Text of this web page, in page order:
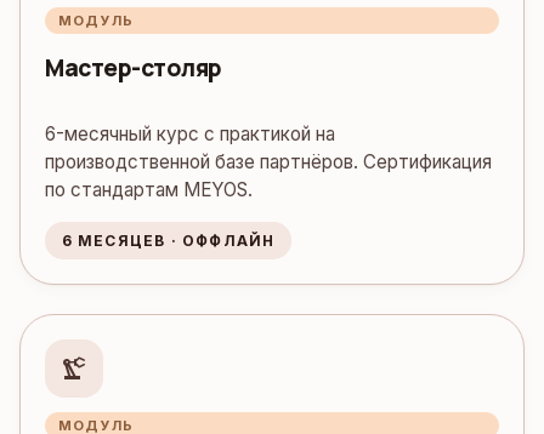
МОДУЛЬ
Мастер-столяр
6-месячный курс с практикой на
производственной базе партнёров. Сертификация
по стандартам MEYOS.
6 МЕСЯЦЕВ · ОФФЛАЙН
precision_manufacturing
МОДУЛЬ